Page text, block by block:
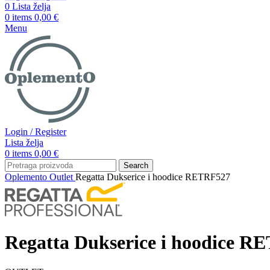
0 Lista želja
0 items 0,00 €
Menu
Login / Register
Lista želja
0 items 0,00 €
Search
Oplemento Outlet Regatta Dukserice i hoodice RETRF527
Regatta Dukserice i hoodice